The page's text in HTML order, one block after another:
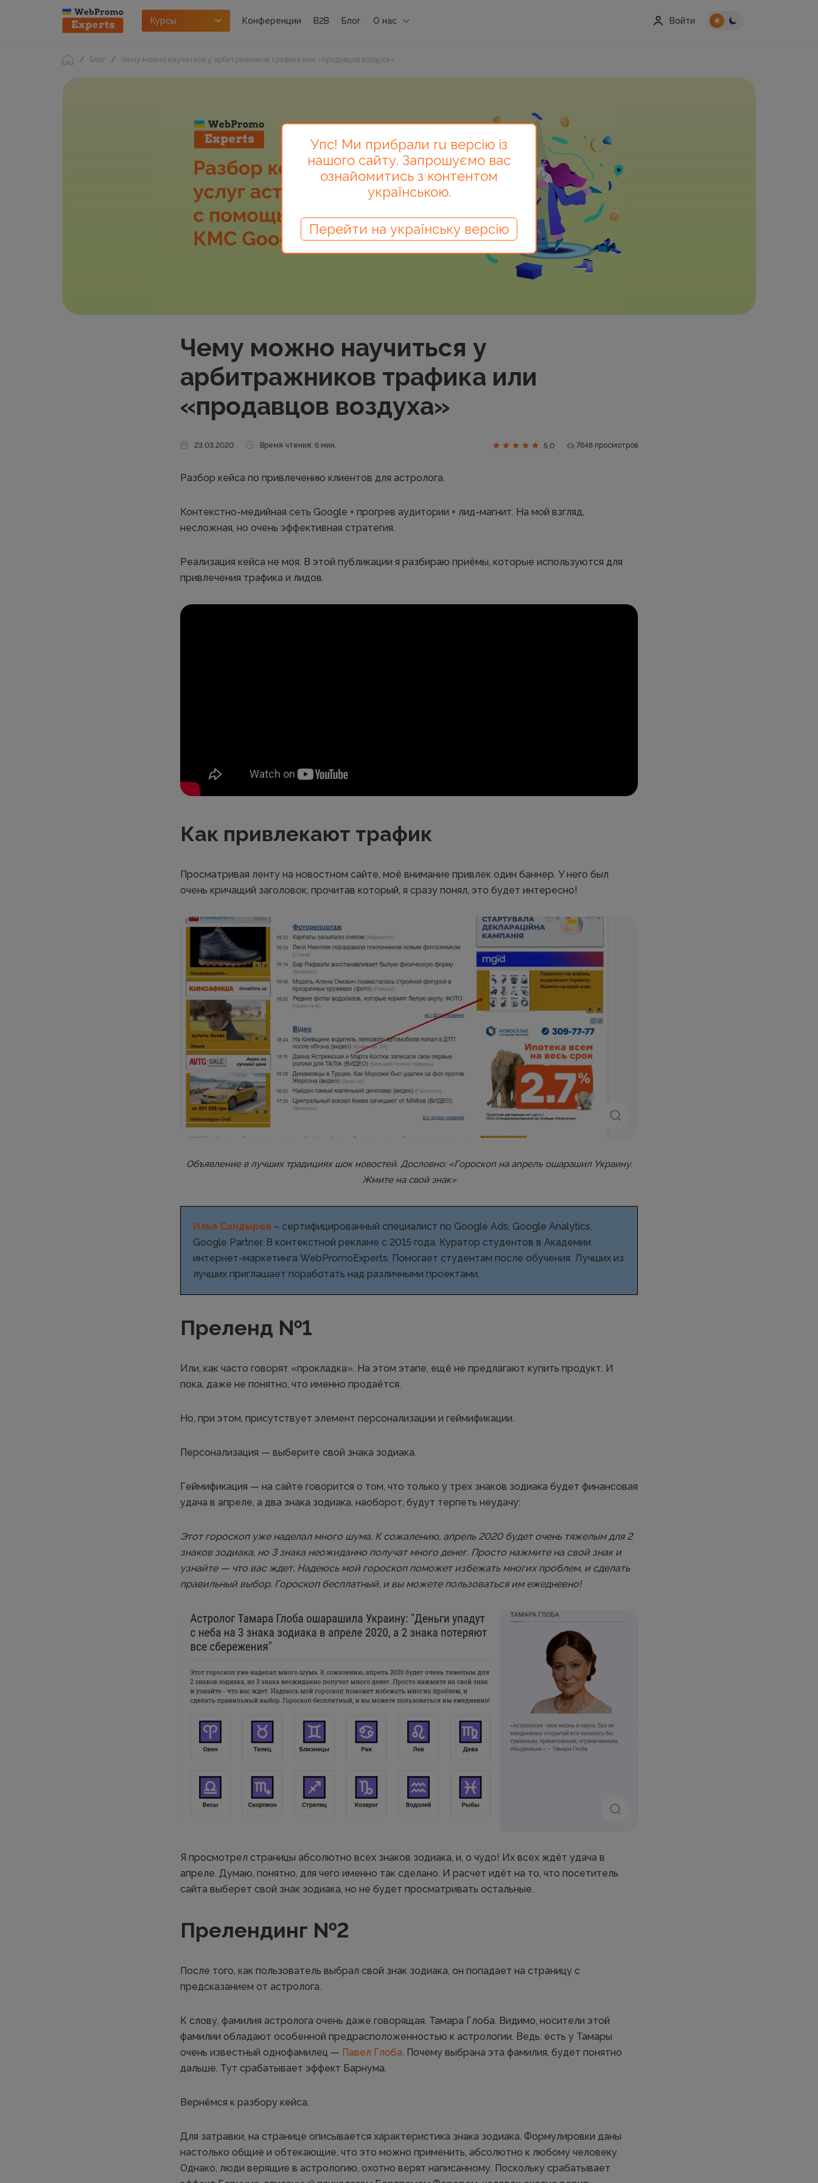
Курсы Конференции B2B Блог О нас Войти
Блог Чему можно научиться у арбитражников трафика или «продавцов воздуха»
Чему можно научиться у
арбитражников трафика или
«продавцов воздуха»
23.03.2020 Время чтения: 6 мин. 5.0 7648 просмотров
Разбор кейса по привлечению клиентов для астролога.
Контекстно-медийная сеть Google + прогрев аудитории + лид-магнит. На мой взгляд,
несложная, но очень эффективная стратегия.
Реализация кейса не моя. В этой публикации я разбираю приёмы, которые используются для
привлечения трафика и лидов.
Как привлекают трафик
Просматривая ленту на новостном сайте, моё внимание привлек один баннер. У него был
очень кричащий заголовок, прочитав который, я сразу понял, это будет интересно!
Объявление в лучших традициях шок новостей. Дословно: «Гороскоп на апрель ошарашил Украину.
Жмите на свой знак»
Илья Сандырев – cертифицированный специалист по Google Ads, Google Analytics.
Google Partner. В контекстной рекламе с 2015 года. Куратор студентов в Академии
интернет-маркетинга WebPromoExperts. Помогает студентам после обучения. Лучших из
лучших приглашает поработать над различными проектами.
Преленд №1
Или, как часто говорят «прокладка». На этом этапе, ещё не предлагают купить продукт. И
пока, даже не понятно, что именно продаётся.
Но, при этом, присутствует элемент персонализации и геймификации.
Персонализация — выберите свой знака зодиака.
Геймификация — на сайте говорится о том, что только у трех знаков зодиака будет финансовая
удача в апреле, а два знака зодиака, наоборот, будут терпеть неудачу:
Этот гороскоп уже наделал много шума. К сожалению, апрель 2020 будет очень тяжелым для 2
знаков зодиака, но 3 знака неожиданно получат много денег. Просто нажмите на свой знак и
узнайте — что вас ждет. Надеюсь мой гороскоп поможет избежать многих проблем, и сделать
правильный выбор. Гороскоп бесплатный, и вы можете пользоваться им ежедневно!
Я просмотрел страницы абсолютно всех знаков зодиака, и, о чудо! Их всех ждёт удача в
апреле. Думаю, понятно, для чего именно так сделано. И расчет идёт на то, что посетитель
сайта выберет свой знак зодиака, но не будет просматривать остальные.
Прелендинг №2
После того, как пользователь выбрал свой знак зодиака, он попадает на страницу с
предсказанием от астролога.
К слову, фамилия астролога очень даже говорящая. Тамара Глоба. Видимо, носители этой
фамилии обладают особенной предрасположенностью к астрологии. Ведь, есть у Тамары
очень известный однофамилец — Павел Глоба. Почему выбрана эта фамилия, будет понятно
дальше. Тут срабатывает эффект Барнума.
Вернёмся к разбору кейса.
Для затравки, на странице описывается характеристика знака зодиака. Формулировки даны
настолько общие и обтекающие, что это можно применить, абсолютно к любому человеку.
Однако, люди верящие в астрологию, охотно верят написанному. Поскольку срабатывает
Упс! Ми прибрали ru версію із
нашого сайту. Запрошуємо вас
ознайомитись з контентом
українською.
Перейти на українську версію